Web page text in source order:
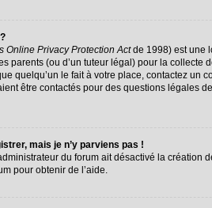
Online Privacy Protection Actde 1998) est une
parents (ou d’un tuteur légal) pour la collecte
quelqu’un le fait à votre place, contactez
être contactés pour des questions légales
mais je n’y parviens pas !
administrateur du forum ait désactivé la
pour obtenir de l’aide.